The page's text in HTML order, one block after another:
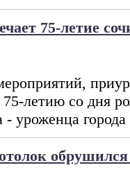
75-летие
летию со дня
- уроженца